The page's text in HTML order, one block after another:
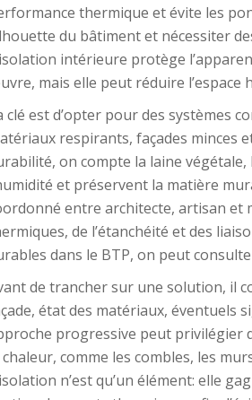
thermique et évite les
du bâtiment et nécessiter
intérieure protège
mais elle peut réduire
clé est d’opter pour des systèmes
respirants, façades minces
on compte la laine
et préservent la matière
entre architecte, artisan et
de l’étanchéité et des
dans le BTP, on peut
de trancher sur une solution, il
état des matériaux, éventuels
progressive peut privilégier
chaleur, comme les combles, les
n’est qu’un élément: elle